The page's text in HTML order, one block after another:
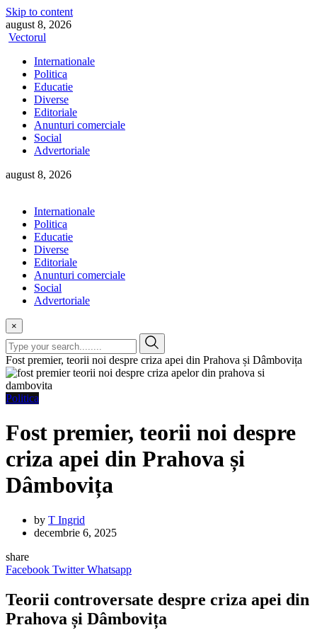
Skip to content
august 8, 2026
Vectorul
Internationale
Politica
Educatie
Diverse
Editoriale
Anunturi comerciale
Social
Advertoriale
august 8, 2026
Internationale
Politica
Educatie
Diverse
Editoriale
Anunturi comerciale
Social
Advertoriale
×
Fost premier, teorii noi despre criza apei din Prahova și Dâmbovița
Politica
Fost premier, teorii noi despre
criza apei din Prahova și
Dâmbovița
by T Ingrid
decembrie 6, 2025
share
Facebook Twitter Whatsapp
Teorii controversate despre criza apei din
Prahova și Dâmbovița